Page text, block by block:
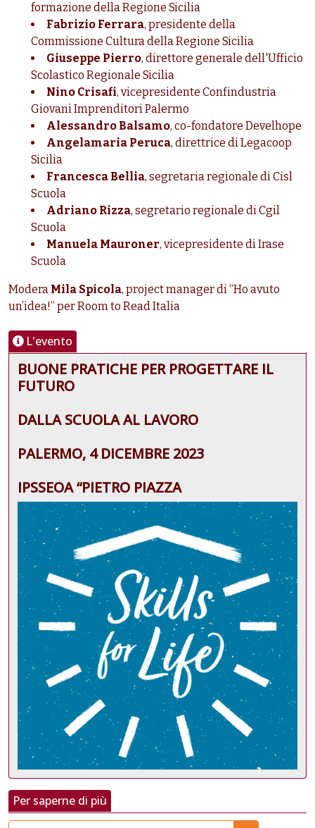
formazione della Regione Sicilia
Fabrizio Ferrara, presidente della
Commissione Cultura della Regione Sicilia
Giuseppe Pierro, direttore generale dell'Ufficio
Scolastico Regionale Sicilia
Nino Crisafi, vicepresidente Confindustria
Giovani Imprenditori Palermo
Alessandro Balsamo, co-fondatore Develhope
Angelamaria Peruca, direttrice di Legacoop
Sicilia
Francesca Bellia, segretaria regionale di Cisl
Scuola
Adriano Rizza, segretario regionale di Cgil
Scuola
Manuela Mauroner, vicepresidente di Irase
Scuola
Modera Mila Spicola, project manager di “Ho avuto
un’idea!” per Room to Read Italia
L'evento
BUONE PRATICHE PER PROGETTARE IL
FUTURO
DALLA SCUOLA AL LAVORO
PALERMO, 4 DICEMBRE 2023
IPSSEOA “PIETRO PIAZZA
Per saperne di più